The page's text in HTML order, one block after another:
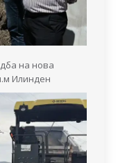
на нова
Илинден